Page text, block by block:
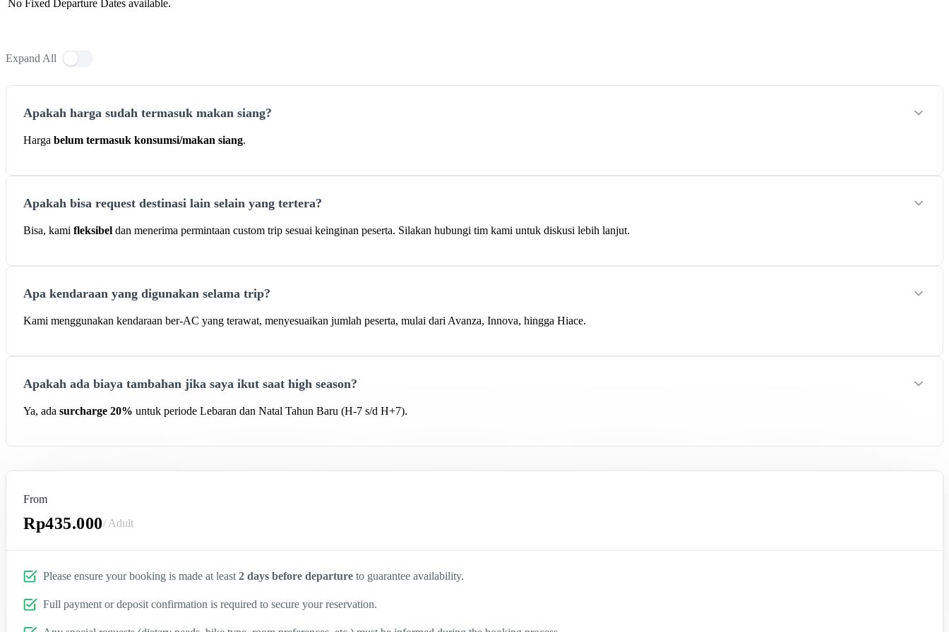
No Fixed Departure Dates available.
Expand All
Apakah harga sudah termasuk makan siang?
Harga belum termasuk konsumsi/makan siang.
Apakah bisa request destinasi lain selain yang tertera?
Bisa, kami fleksibel dan menerima permintaan custom trip sesuai keinginan peserta. Silakan hubungi tim kami untuk diskusi lebih lanjut.
Apa kendaraan yang digunakan selama trip?
Kami menggunakan kendaraan ber-AC yang terawat, menyesuaikan jumlah peserta, mulai dari Avanza, Innova, hingga Hiace.
Apakah ada biaya tambahan jika saya ikut saat high season?
Ya, ada surcharge 20% untuk periode Lebaran dan Natal Tahun Baru (H-7 s/d H+7).
From
Rp435.000/ Adult
Please ensure your booking is made at least 2 days before departure to guarantee availability.
Full payment or deposit confirmation is required to secure your reservation.